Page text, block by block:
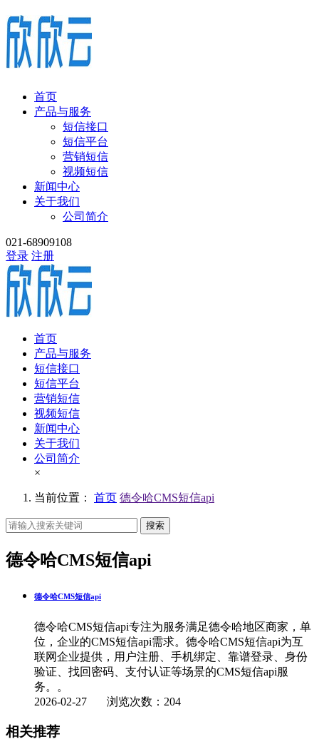
首页
产品与服务
短信接口
短信平台
营销短信
视频短信
新闻中心
关于我们
公司简介
021-68909108
登录 注册
首页
产品与服务
短信接口
短信平台
营销短信
视频短信
新闻中心
关于我们
公司简介
×
当前位置： 首页 德令哈CMS短信api
搜索
德令哈CMS短信api
德令哈CMS短信api
德令哈CMS短信api专注为服务满足德令哈地区商家，单
位，企业的CMS短信api需求。德令哈CMS短信api为互
联网企业提供，用户注册、手机绑定、靠谱登录、身份
验证、找回密码、支付认证等场景的CMS短信api服
务。。
2026-02-27 浏览次数：204
相关推荐